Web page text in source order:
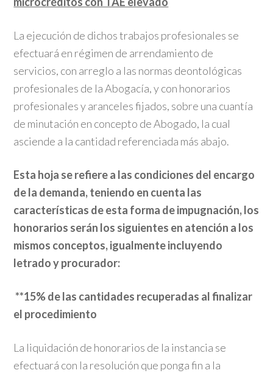
La ejecución de dichos trabajos profesionales se
efectuará en régimen de arrendamiento de
servicios, con arreglo a las normas deontológicas
profesionales de la Abogacía, y con honorarios
profesionales y aranceles fijados, sobre una cuantía
de minutación en concepto de Abogado, la cual
asciende a la cantidad referenciada más abajo.
Esta hoja se refiere a las condiciones del encargo
de la demanda, teniendo en cuenta las
características de esta forma de impugnación, los
honorarios serán los siguientes en atención a los
mismos conceptos, igualmente incluyendo
letrado y procurador:
**15% de las cantidades recuperadas al finalizar
el procedimiento
La liquidación de honorarios de la instancia se
efectuará con la resolución que ponga fin a la